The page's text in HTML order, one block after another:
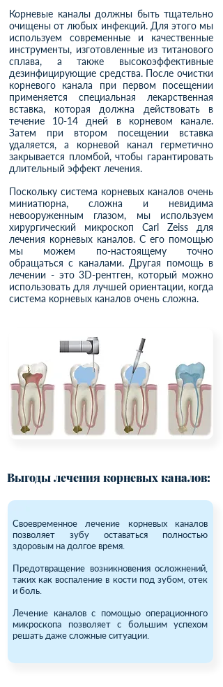
Корневые каналы должны быть тщательно
очищены от любых инфекций. Для этого мы
используем современные и качественные
инструменты, изготовленные из титанового
сплава, а также высокоэффективные
дезинфицирующие средства. После очистки
корневого канала при первом посещении
применяется специальная лекарственная
вставка, которая должна действовать в
течение 10-14 дней в корневом канале.
Затем при втором посещении вставка
удаляется, а корневой канал герметично
закрывается пломбой, чтобы гарантировать
длительный эффект лечения.
Поскольку система корневых каналов очень
миниатюрна, сложна и невидима
невооруженным глазом, мы используем
хирургический микроскоп Carl Zeiss для
лечения корневых каналов. С его помощью
мы можем по-настоящему точно
обращаться с каналами. Другая помощь в
лечении - это 3D-рентген, который можно
использовать для лучшей ориентации, когда
система корневых каналов очень сложна.
Выгоды лечения корневых каналов:
Своевременное лечение корневых каналов
позволяет зубу оставаться полностью
здоровым на долгое время.
Предотвращение возникновения осложнений,
таких как воспаление в кости под зубом, отек
и боль.
Лечение каналов с помощью операционного
микроскопа позволяет с большим успехом
решать даже сложные ситуации.